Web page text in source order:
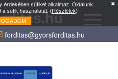
forditas@gyorsforditas.hu
érdekében sütiket alkalmaz. Oldalunk
sütik használatát. (Részletek)